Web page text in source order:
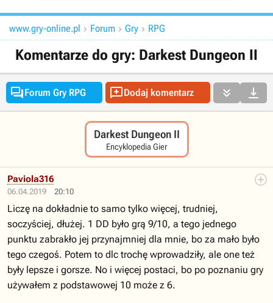
www.gry-online.pl  Forum  Gry  RPG
Komentarze do gry: Darkest Dungeon II
Forum Gry RPG Dodaj komentarz  
Darkest Dungeon II
Encyklopedia Gier
06.04.2019 20:10
Paviola316
Liczę na dokładnie to samo tylko więcej, trudniej,
soczyściej, dłużej. 1 DD było grą 9/10, a tego jednego
punktu zabrakło jej przynajmniej dla mnie, bo za mało było
tego czegoś. Potem to dlc trochę wprowadziły, ale one też
były lepsze i gorsze. No i więcej postaci, bo po poznaniu gry
używałem z podstawowej 10 może z 6.